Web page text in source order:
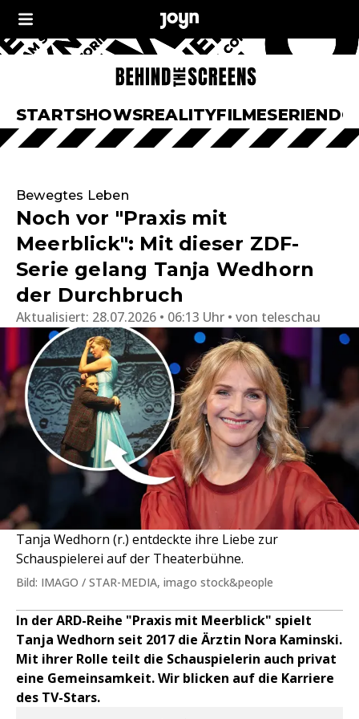
STARTSHOWSREALITYFILMESERIEN
Bewegtes Leben
Noch vor "Praxis mit
Meerblick": Mit dieser ZDF-
Serie gelang Tanja Wedhorn
der Durchbruch
Aktualisiert: 28.07.2026 • 06:13 Uhr von teleschau
Tanja Wedhorn (r.) entdeckte ihre Liebe zur
Schauspielerei auf der Theaterbühne.
Bild: IMAGO / STAR-MEDIA, imago stock&people
In der ARD-Reihe "Praxis mit Meerblick" spielt
Tanja Wedhorn seit 2017 die Ärztin Nora Kaminski.
Mit ihrer Rolle teilt die Schauspielerin auch privat
eine Gemeinsamkeit. Wir blicken auf die Karriere
des TV-Stars.